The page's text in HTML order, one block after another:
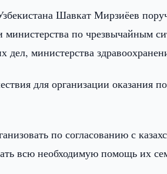
Шавкат Мирзиёев
по чрезвычайным
министерства
для организации оказания
по согласованию с
всю необходимую помощь их